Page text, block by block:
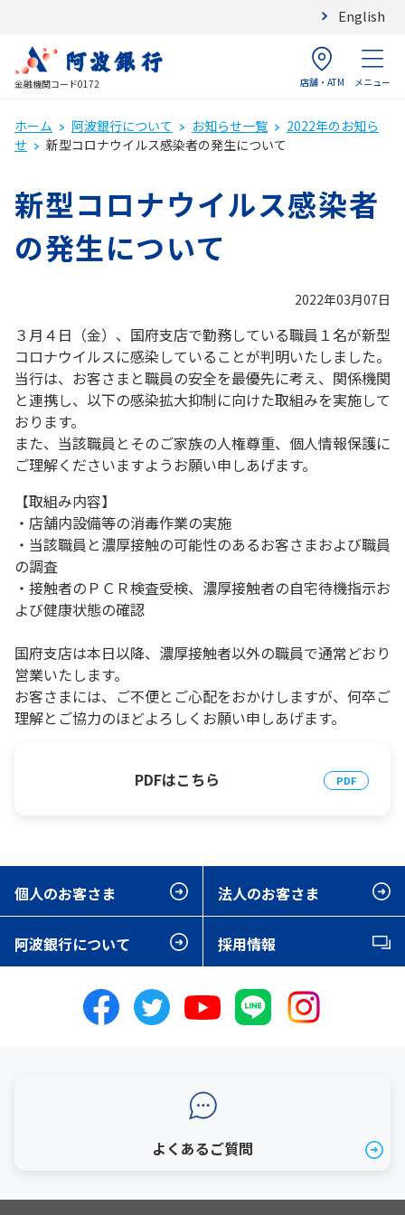
English
金融機関コード0172 店舗・ATM メニュー
ホーム 阿波銀行について お知らせ一覧
2022年のお知ら
せ
新型コロナウイルス感染者の発生について
新型コロナウイルス感染者
の発生について
2022年03月07日
３月４日（金）、国府支店で勤務している職員１名が新型
コロナウイルスに感染していることが判明いたしました。
当行は、お客さまと職員の安全を最優先に考え、関係機関
と連携し、以下の感染拡大抑制に向けた取組みを実施して
おります。
また、当該職員とそのご家族の人権尊重、個人情報保護に
ご理解くださいますようお願い申しあげます。
【取組み内容】
・店舗内設備等の消毒作業の実施
・当該職員と濃厚接触の可能性のあるお客さまおよび職員
の調査
・接触者のＰＣＲ検査受検、濃厚接触者の自宅待機指示お
よび健康状態の確認
国府支店は本日以降、濃厚接触者以外の職員で通常どおり
営業いたします。
お客さまには、ご不便とご心配をおかけしますが、何卒ご
理解とご協力のほどよろしくお願い申しあげます。
PDFはこちら
個人のお客さま 法人のお客さま
阿波銀行について 採用情報
よくあるご質問